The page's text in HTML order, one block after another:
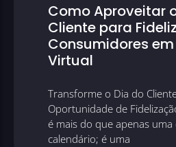
Como Aproveitar
Cliente para
Consumidores
Virtual
Transforme o Dia do
Oportunidade de
é mais do que apenas uma
calendário; é uma